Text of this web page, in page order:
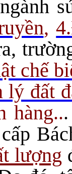
,
chế
lý đất
hàng..
lượng